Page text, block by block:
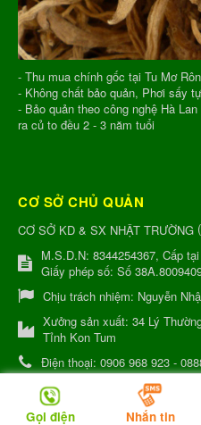
- Thu mua chính gốc tại Tu Mơ
- Không chất bảo quản, Phơi sấy
- Bảo quản theo công nghệ Hà
ra củ to đều 2 - 3 năm tuổi
CƠ SỞ CHỦ QUẢN
CƠ SỞ KD & SX NHẬT TRƯỜNG (
M.S.D.N: 8344254367, Cấp
Giấy phép số: Số
Chịu trách nhiệm: Nguyễn
Xưởng sản xuất: 34 Lý
Tỉnh Kon Tum
Điện thoại: 0906 968 923 -
Email:
Website:
http://
Gọi điện Nhắn tin